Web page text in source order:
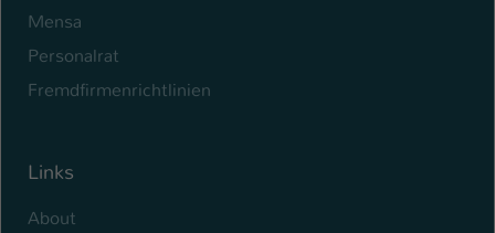
Mensa
Personalrat
Fremdfirmenrichtlinien
Links
About